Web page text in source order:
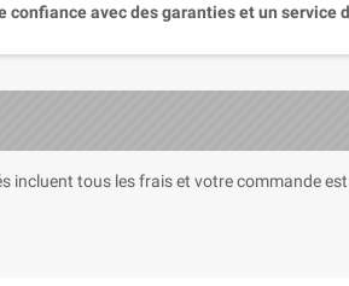
confiance avec des garanties et un service
incluent tous les frais et votre commande